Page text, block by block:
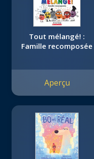
Tout mélangé! :
Famille recomposée
Aperçu